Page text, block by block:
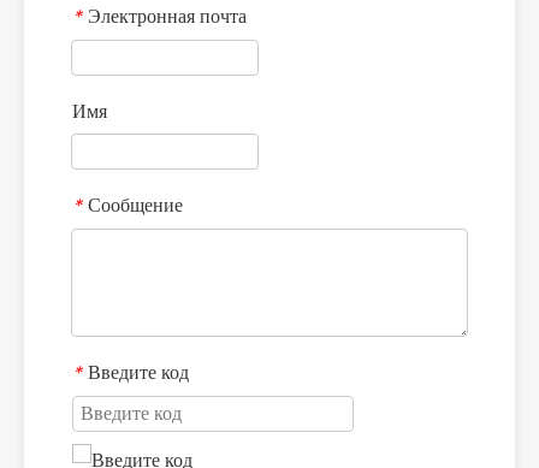
* Электронная почта
Имя
* Сообщение
* Введите код